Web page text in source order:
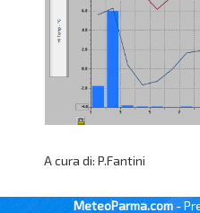
A cura di: P.Fantini
MeteoParma.com -